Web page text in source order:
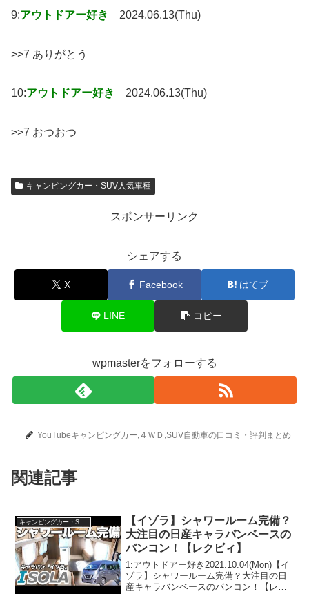
9:アウトドアー好き 2024.06.13(Thu)
>>7 ありがとう
10:アウトドアー好き 2024.06.13(Thu)
>>7 おつおつ
キャンピングカー・SUV人気車種
スポンサーリンク
シェアする
X Facebook はてブ
LINE コピー
wpmasterをフォローする
YouTubeキャンピングカー,４ＷＤ,SUV自動車の口コミ・評判まとめ
関連記事
【イゾラ】シャワールーム完備？
大注目の日産キャラバンベースの
バンコン！【レクビィ】
1:アウトドアー好き2021.10.04(Mon)【イ
ゾラ】シャワールーム完備？大注目の日
産キャラバンベースのバンコン！【レク